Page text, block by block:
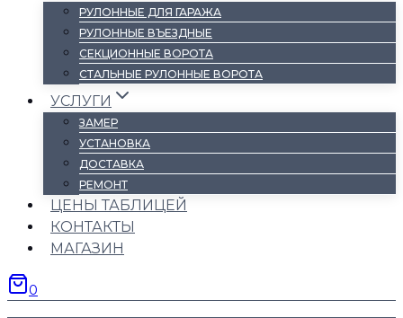
РУЛОННЫЕ ДЛЯ ГАРАЖА
РУЛОННЫЕ ВЪЕЗДНЫЕ
СЕКЦИОННЫЕ ВОРОТА
СТАЛЬНЫЕ РУЛОННЫЕ ВОРОТА
УСЛУГИ
ЗАМЕР
УСТАНОВКА
ДОСТАВКА
РЕМОНТ
ЦЕНЫ ТАБЛИЦЕЙ
КОНТАКТЫ
МАГАЗИН
0